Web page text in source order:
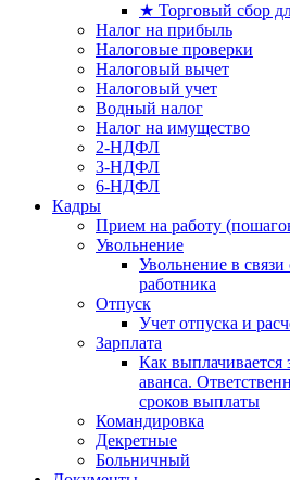
★ Торговый сбор
Налог на прибыль
Налоговые проверки
Налоговый вычет
Налоговый учет
Водный налог
Налог на имущество
2-НДФЛ
3-НДФЛ
6-НДФЛ
Кадры
Прием на работу
Увольнение
Увольнение в
работника
Отпуск
Учет отпуска и
Зарплата
Как выплачивается
аванса.
сроков выплаты
Командировка
Декретные
Больничный